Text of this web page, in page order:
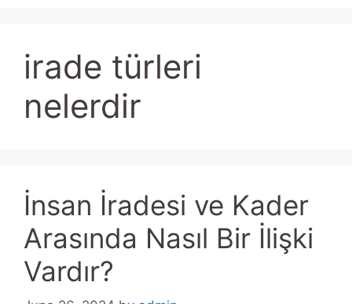
irade türleri
nelerdir
İnsan İradesi ve Kader
Arasında Nasıl Bir İlişki
Vardır?